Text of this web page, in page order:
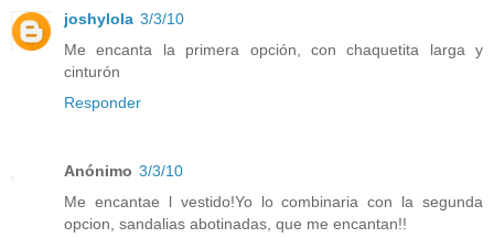
joshylola 3/3/10
Me encanta la primera opción, con chaquetita larga y
cinturón
Responder
Anónimo 3/3/10
Me encantae l vestido!Yo lo combinaria con la segunda
opcion, sandalias abotinadas, que me encantan!!